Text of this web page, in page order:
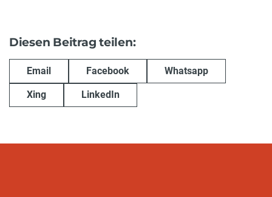
Diesen Beitrag teilen:
Email Facebook Whatsapp
Xing LinkedIn